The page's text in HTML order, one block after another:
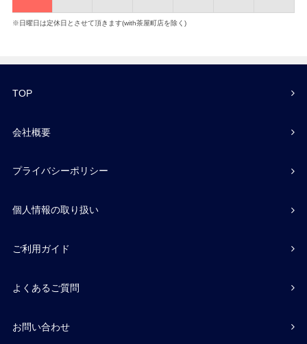
※日曜日は定休日とさせて頂きます(with茶屋町店を除く)
TOP
会社概要
プライバシーポリシー
個人情報の取り扱い
ご利用ガイド
よくあるご質問
お問い合わせ